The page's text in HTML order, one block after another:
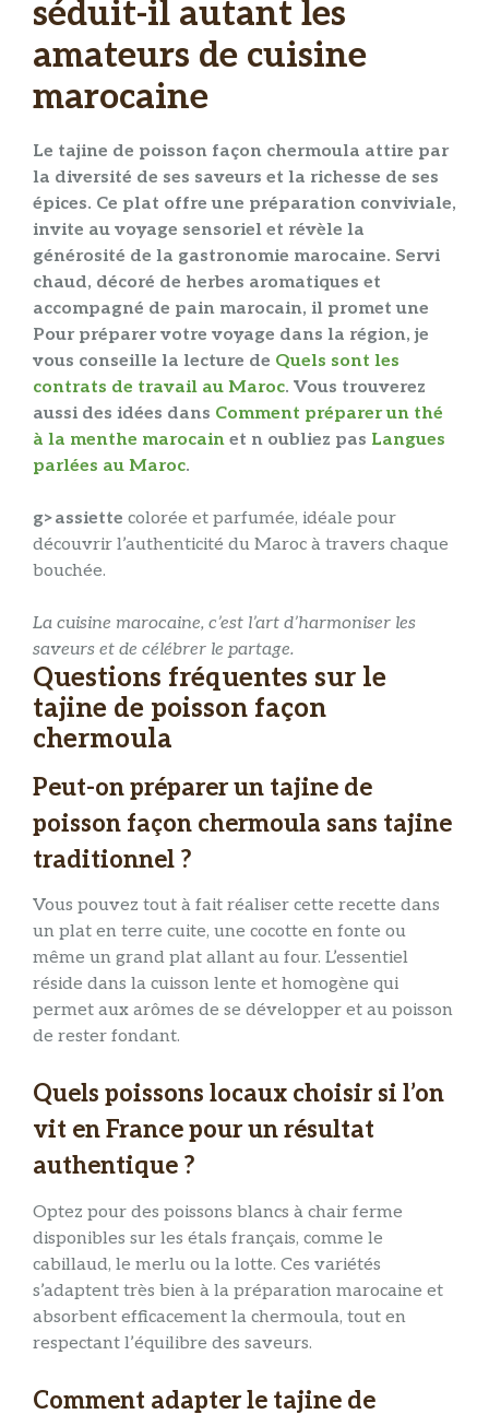
séduit-il autant les
amateurs de cuisine
marocaine
Le tajine de poisson façon chermoula attire par
la diversité de ses saveurs et la richesse de ses
épices. Ce plat offre une préparation conviviale,
invite au voyage sensoriel et révèle la
générosité de la gastronomie marocaine. Servi
chaud, décoré de herbes aromatiques et
accompagné de pain marocain, il promet une
Pour préparer votre voyage dans la région, je
vous conseille la lecture de Quels sont les
contrats de travail au Maroc. Vous trouverez
aussi des idées dans Comment préparer un thé
à la menthe marocain et n oubliez pas Langues
parlées au Maroc.
g>assiette colorée et parfumée, idéale pour
découvrir l’authenticité du Maroc à travers chaque
bouchée.
La cuisine marocaine, c’est l’art d’harmoniser les
saveurs et de célébrer le partage.
Questions fréquentes sur le
tajine de poisson façon
chermoula
Peut-on préparer un tajine de
poisson façon chermoula sans tajine
traditionnel ?
Vous pouvez tout à fait réaliser cette recette dans
un plat en terre cuite, une cocotte en fonte ou
même un grand plat allant au four. L’essentiel
réside dans la cuisson lente et homogène qui
permet aux arômes de se développer et au poisson
de rester fondant.
Quels poissons locaux choisir si l’on
vit en France pour un résultat
authentique ?
Optez pour des poissons blancs à chair ferme
disponibles sur les étals français, comme le
cabillaud, le merlu ou la lotte. Ces variétés
s’adaptent très bien à la préparation marocaine et
absorbent efficacement la chermoula, tout en
respectant l’équilibre des saveurs.
Comment adapter le tajine de